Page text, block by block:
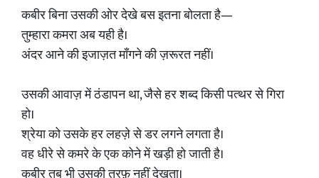
कबीर बिना उसकी ओर देखे बस इतना बोलता है—
तुम्हारा कमरा अब यही है।
अंदर आने की इजाज़त माँगने की ज़रूरत नहीं।
उसकी आवाज़ में ठंडापन था, जैसे हर शब्द किसी पत्थर से गिरा
हो।
श्रेया को उसके हर लहज़े से डर लगने लगता है।
वह धीरे से कमरे के एक कोने में खड़ी हो जाती है।